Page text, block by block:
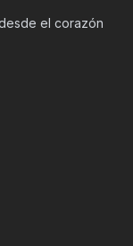
el corazón